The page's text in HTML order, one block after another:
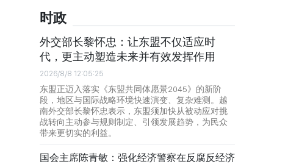
时政
外交部长黎怀忠：让东盟不仅适应时
代，更主动塑造未来并有效发挥作用
2026/8/8 12:05:25
东盟正迈入落实《东盟共同体愿景2045》的新阶
段，地区与国际战略环境快速演变、复杂难测。越
南外交部长黎怀忠表示，东盟须加快从被动应对挑
战转向主动参与规则制定、引领发展趋势，为民众
带来更切实的利益。
国会主席陈青敏：强化经济警察在反腐反经济